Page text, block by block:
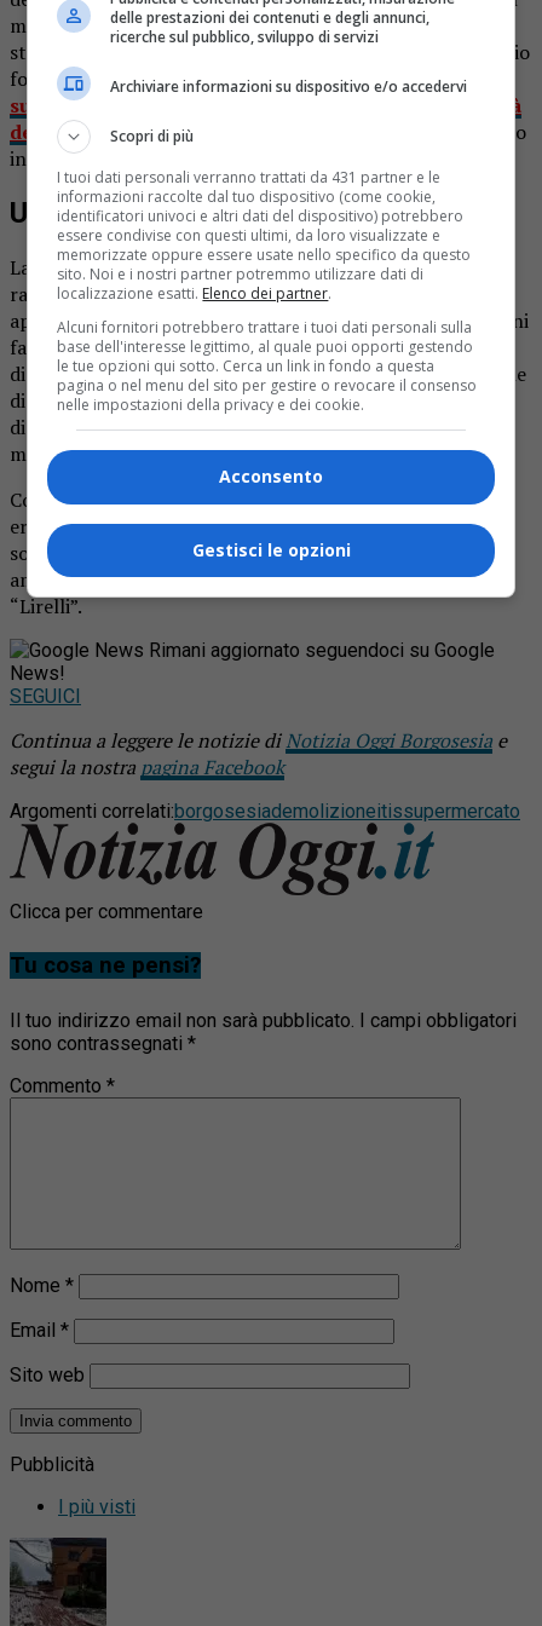
magazzino dei cantonieri comunali. E che in passato era
stata la sede dell’Istituto tecnico industriale. E’ il passaggio
fondamentale per lafutura costruzione di un
supermercato che potrebbe aprire entro la prima metà
dell’anno
. Le operazioni di abbattimento dell’edificio sono
iniziate la scorsa settimana e quasi ultimate.
Un market della catena Md
La situazione si è dunque sbloccata dopo qualche anno di
rallentamento. Il supermercato, di medie dimensioni,
appartiene alla catena Md. Il progetto risale a quattro anni
fa: la società aveva acquistato il fabbricato dalle
disponibilità del Comune, disponendo anche la costruzione
di un nuovo deposito dei cantonieri nella zona industriale
di Plello. Completato il trasferimento dei mezzi e dei
materiali, la proprietà ha proceduto nella demolizione.
Come accennato, negli anni Settanta e Ottanta lo stabile
era stata la sede dell’Istituto tecnico industriale, nato
soprattutto per formare periti meccanici. Poi la scuola si
ampliò e si trasferì all’attuale struttura che ospita il
“Lirelli”.
Rimani aggiornato seguendoci su Google
News!
SEGUICI
Continua a leggere le notizie diNotizia Oggi Borgosesia e
segui la nostra pagina Facebook
Argomenti correlati:borgosesiademolizioneitissupermercato
Clicca per commentare
Tu cosa ne pensi?
Il tuo indirizzo email non sarà pubblicato.
I campi obbligatori
sono contrassegnati *
Commento *
Nome *
Email *
Sito web
Pubblicità
I più visti
delle prestazioni dei contenuti e degli annunci,
ricerche sul pubblico, sviluppo di servizi
Archiviare informazioni su dispositivo e/o accedervi
Scopri di più
I tuoi dati personali verranno trattati da 431 partner e le
informazioni raccolte dal tuo dispositivo (come cookie,
identificatori univoci e altri dati del dispositivo) potrebbero
essere condivise con questi ultimi, da loro visualizzate e
memorizzate oppure essere usate nello specifico da questo
sito. Noi e i nostri partner potremmo utilizzare dati di
localizzazione esatti. Elenco dei partner.
Alcuni fornitori potrebbero trattare i tuoi dati personali sulla
base dell'interesse legittimo, al quale puoi opporti gestendo
le tue opzioni qui sotto. Cerca un link in fondo a questa
pagina o nel menu del sito per gestire o revocare il consenso
nelle impostazioni della privacy e dei cookie.
Acconsento
Gestisci le opzioni